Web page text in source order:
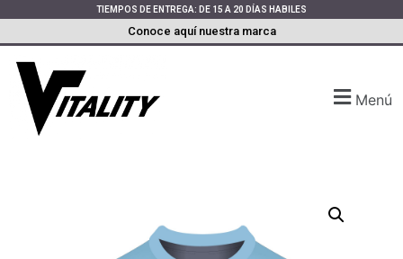
TIEMPOS DE ENTREGA: DE 15 A 20 DÍAS HABILES
Conoce aquí nuestra marca
Menú